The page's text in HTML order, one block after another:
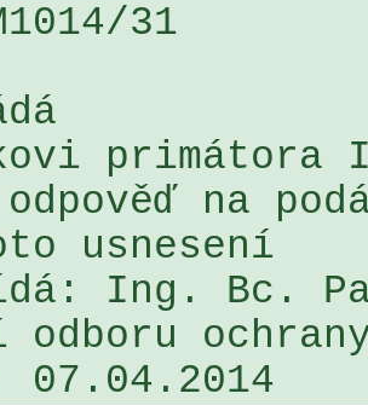
31
primátora
na
usnesení
Ing. Bc.
odboru
07.04.2014